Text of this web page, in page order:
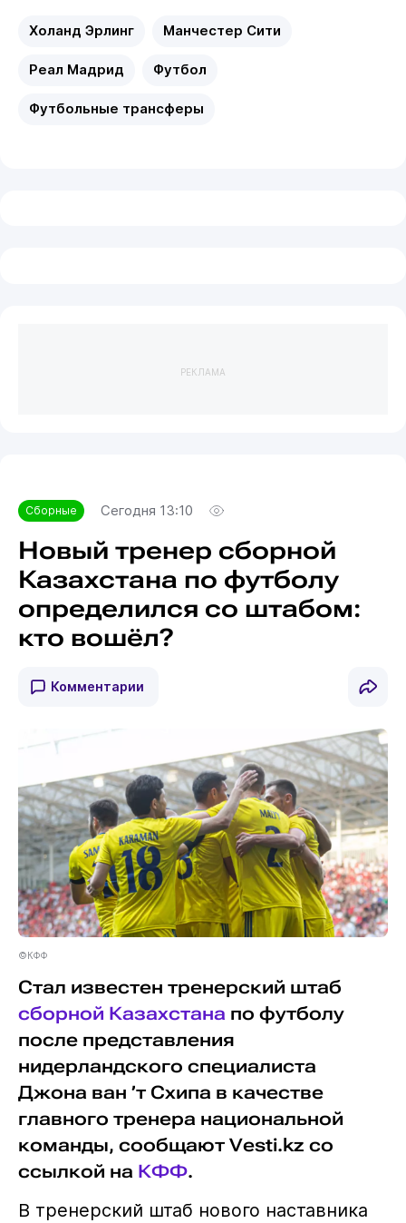
Холанд Эрлинг Манчестер Сити
Реал Мадрид Футбол
Футбольные трансферы
РЕКЛАМА
Сборные Сегодня 13:10
Новый тренер сборной
Казахстана по футболу
определился со штабом:
кто вошёл?
Комментарии
©КФФ
Стал известен тренерский штаб
сборной Казахстана по футболу
после представления
нидерландского специалиста
Джона ван ’т Схипа в качестве
главного тренера национальной
команды, сообщают Vesti.kz со
ссылкой на КФФ.
В тренерский штаб нового наставника